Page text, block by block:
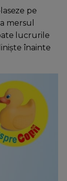
pe
mersul
lucrurile
înainte